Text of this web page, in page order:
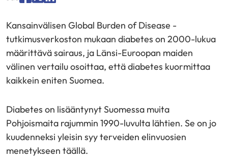
palvelussa
"Facebook"
palvelussa
palvelussa
"LinkedIn"
Kansainvälisen Global Burden of Disease -
tutkimusverkoston mukaan diabetes on 2000-lukua
määrittävä sairaus, ja Länsi-Euroopan maiden
välinen vertailu osoittaa, että diabetes kuormittaa
kaikkein eniten Suomea.
Diabetes on lisääntynyt Suomessa muita
Pohjoismaita rajummin 1990-luvulta lähtien. Se on jo
kuudenneksi yleisin syy terveiden elinvuosien
menetykseen täällä.